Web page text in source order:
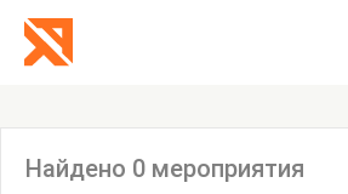
Найдено 0 мероприятия